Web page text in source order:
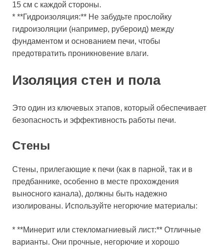
15 см с каждой стороны.
* **Гидроизоляция:** Не забудьте прослойку
гидроизоляции (например, рубероид) между
фундаментом и основанием печи, чтобы
предотвратить проникновение влаги.
Изоляция стен и пола
Это один из ключевых этапов, который обеспечивает
безопасность и эффективность работы печи.
Стены
Стены, прилегающие к печи (как в парной, так и в
предбаннике, особенно в месте прохождения
выносного канала), должны быть надежно
изолированы. Используйте негорючие материалы:
* **Минерит или стекломагниевый лист:** Отличные
варианты. Они прочные, негорючие и хорошо